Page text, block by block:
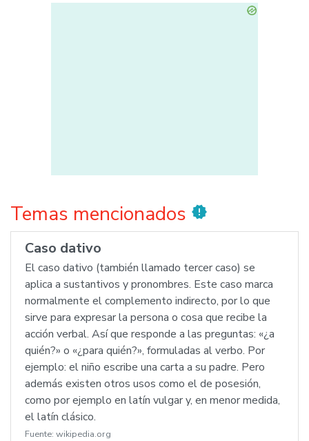
Temas mencionados new_releases
Caso dativo
El caso dativo (también llamado tercer caso) se
aplica a sustantivos y pronombres. Este caso marca
normalmente el complemento indirecto, por lo que
sirve para expresar la persona o cosa que recibe la
acción verbal. Así que responde a las preguntas: «¿a
quién?» o «¿para quién?», formuladas al verbo. Por
ejemplo: el niño escribe una carta a su padre. Pero
además existen otros usos como el de posesión,
como por ejemplo en latín vulgar y, en menor medida,
el latín clásico.
Fuente: wikipedia.org